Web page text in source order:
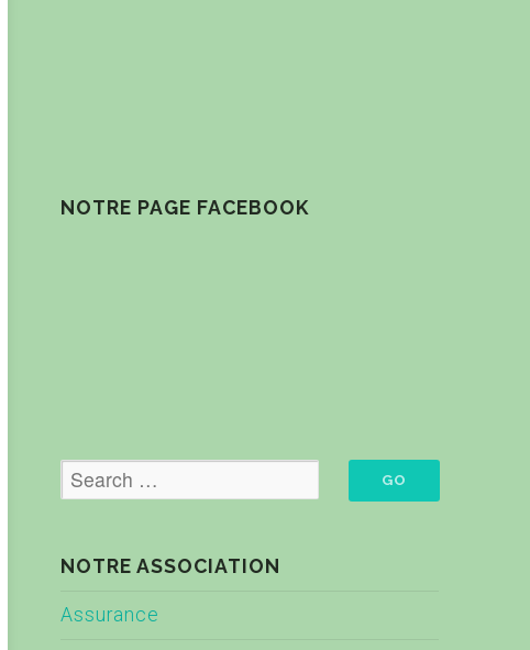
NOTRE PAGE FACEBOOK
NOTRE ASSOCIATION
Assurance